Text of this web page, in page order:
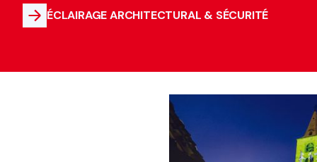
ÉCLAIRAGE ARCHITECTURAL & SÉCURITÉ